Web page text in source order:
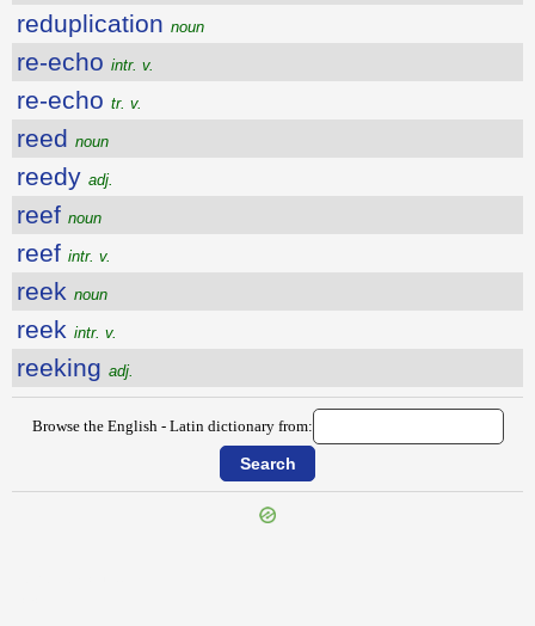
reduplication noun
re-echo intr. v.
re-echo tr. v.
reed noun
reedy adj.
reef noun
reef intr. v.
reek noun
reek intr. v.
reeking adj.
Browse the English - Latin dictionary from: